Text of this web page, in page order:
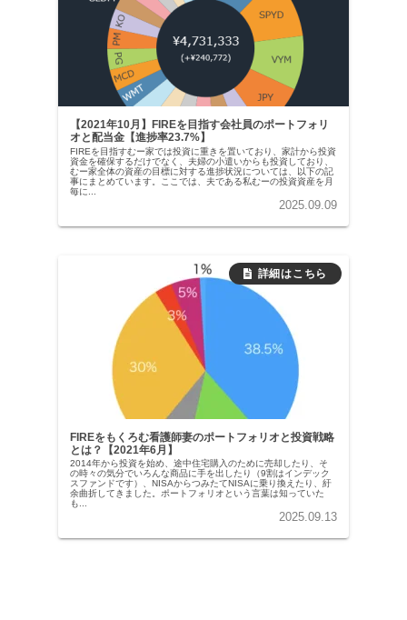
【2021年10月】FIREを目指す会社員のポートフォリ
オと配当金【進捗率23.7%】
FIREを目指すむー家では投資に重きを置いており、家計から投資
資金を確保するだけでなく、夫婦の小遣いからも投資しており、
むー家全体の資産の目標に対する進捗状況については、以下の記
事にまとめています。ここでは、夫である私むーの投資資産を月
毎に...
2025.09.09
FIREをもくろむ看護師妻のポートフォリオと投資戦略
とは？【2021年6月】
2014年から投資を始め、途中住宅購入のために売却したり、そ
の時々の気分でいろんな商品に手を出したり（9割はインデック
スファンドです）、NISAからつみたてNISAに乗り換えたり、紆
余曲折してきました。ポートフォリオという言葉は知っていた
も...
2025.09.13